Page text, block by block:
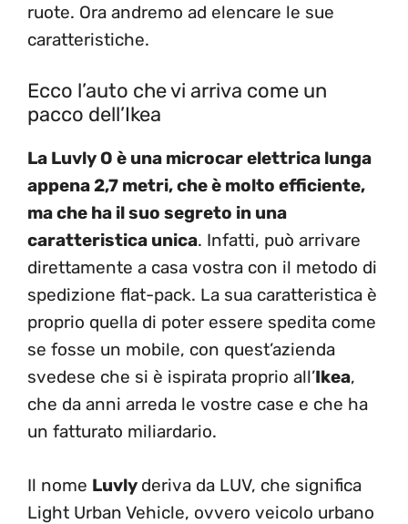
ruote. Ora andremo ad elencare le sue
caratteristiche.
Ecco l’auto che vi arriva come un
pacco dell’Ikea
La Luvly O è una microcar elettrica lunga
appena 2,7 metri, che è molto efficiente,
ma che ha il suo segreto in una
caratteristica unica. Infatti, può arrivare
direttamente a casa vostra con il metodo di
spedizione flat-pack. La sua caratteristica è
proprio quella di poter essere spedita come
se fosse un mobile, con quest’azienda
svedese che si è ispirata proprio all’Ikea,
che da anni arreda le vostre case e che ha
un fatturato miliardario.
Il nome Luvly deriva da LUV, che significa
Light Urban Vehicle, ovvero veicolo urbano